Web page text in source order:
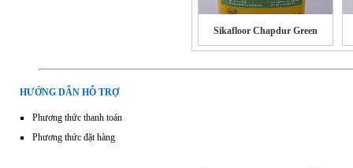
Sikafloor Chapdur Green
HƯỚNG DẪN HỖ TRỢ
Phương thức thanh toán
Phương thức đặt hàng